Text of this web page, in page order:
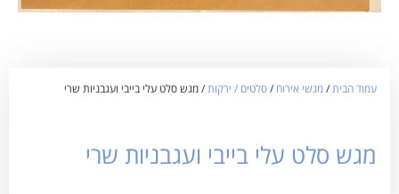
עמוד הבית/מגשי אירוח /סלטים / ירקות/ מגש סלט עלי בייבי ועגבניות שרי
מגש סלט עלי בייבי ועגבניות שרי